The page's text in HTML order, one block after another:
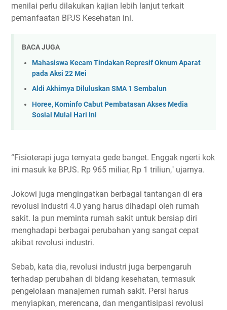
menilai perlu dilakukan kajian lebih lanjut terkait
pemanfaatan BPJS Kesehatan ini.
BACA JUGA
Mahasiswa Kecam Tindakan Represif Oknum Aparat
pada Aksi 22 Mei
Aldi Akhirnya Diluluskan SMA 1 Sembalun
Horee, Kominfo Cabut Pembatasan Akses Media
Sosial Mulai Hari Ini
“Fisioterapi juga ternyata gede banget. Enggak ngerti kok
ini masuk ke BPJS. Rp 965 miliar, Rp 1 triliun," ujarnya.
Jokowi juga mengingatkan berbagai tantangan di era
revolusi industri 4.0 yang harus dihadapi oleh rumah
sakit. Ia pun meminta rumah sakit untuk bersiap diri
menghadapi berbagai perubahan yang sangat cepat
akibat revolusi industri.
Sebab, kata dia, revolusi industri juga berpengaruh
terhadap perubahan di bidang kesehatan, termasuk
pengelolaan manajemen rumah sakit. Persi harus
menyiapkan, merencana, dan mengantisipasi revolusi